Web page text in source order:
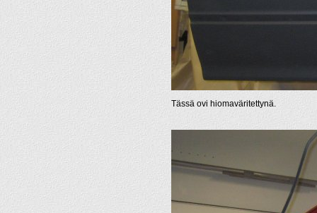
Tässä ovi hiomaväritettynä.